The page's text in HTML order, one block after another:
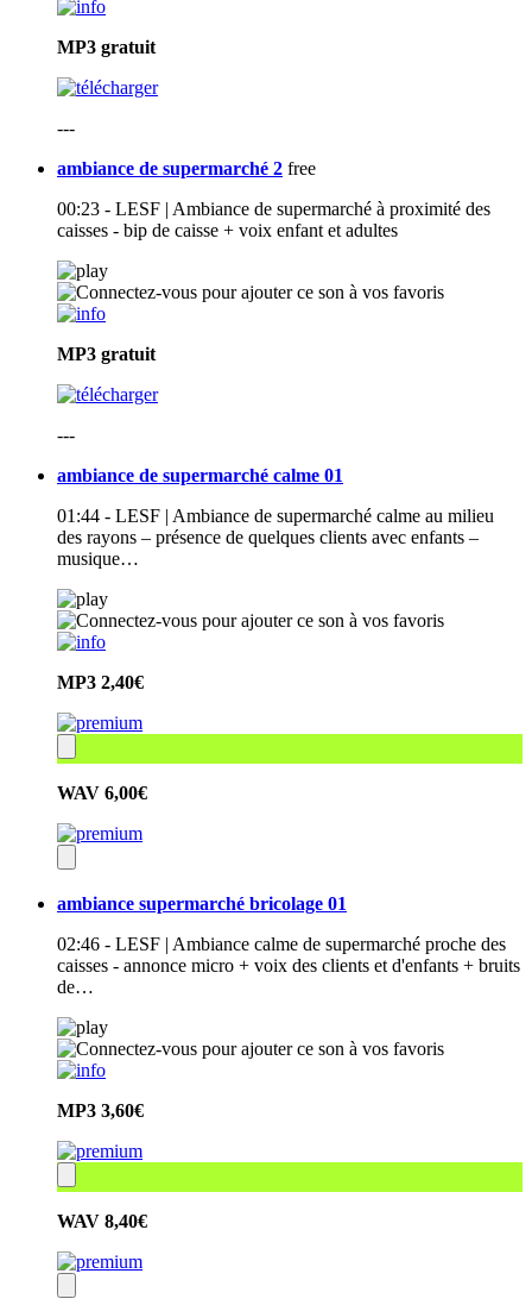
MP3 gratuit
---
ambiance de supermarché 2 free
00:23 - LESF | Ambiance de supermarché à proximité des
caisses - bip de caisse + voix enfant et adultes
MP3 gratuit
---
ambiance de supermarché calme 01
01:44 - LESF | Ambiance de supermarché calme au milieu
des rayons – présence de quelques clients avec enfants –
musique…
MP3 2,40€
WAV 6,00€
ambiance supermarché bricolage 01
02:46 - LESF | Ambiance calme de supermarché proche des
caisses - annonce micro + voix des clients et d'enfants + bruits
de…
MP3 3,60€
WAV 8,40€